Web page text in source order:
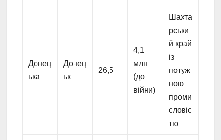
Донец
ька
Донец
ьк
26,5
4,1
млн
(до
війни)
Шахта
рськи
й край
із
потуж
ною
проми
словіс
тю